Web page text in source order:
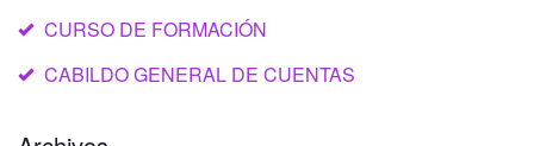
CURSO DE FORMACIÓN
CABILDO GENERAL DE CUENTAS